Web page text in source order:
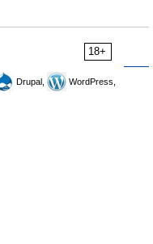
18+
Drupal,
WordPress,